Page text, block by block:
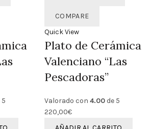
5
COMPARE
Quick View
Plato de Cerámica
Valenciano “Las
Pescadoras”
Valorado con 4.00 de 5
220,00€